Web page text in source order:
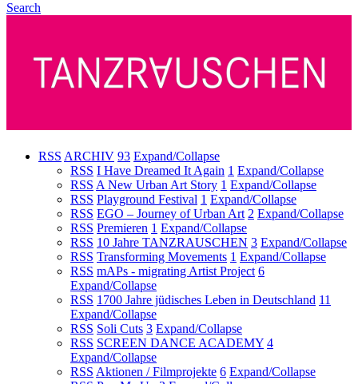
Search
RSS ARCHIV 93 Expand/Collapse
RSS I Have Dreamed It Again 1 Expand/Collapse
RSS A New Urban Art Story 1 Expand/Collapse
RSS Playground Festival 1 Expand/Collapse
RSS EGO – Journey of Urban Art 2 Expand/Collapse
RSS Premieren 1 Expand/Collapse
RSS 10 Jahre TANZRAUSCHEN 3 Expand/Collapse
RSS Transforming Movements 1 Expand/Collapse
RSS mAPs - migrating Artist Project 6
Expand/Collapse
RSS 1700 Jahre jüdisches Leben in Deutschland 11
Expand/Collapse
RSS Soli Cuts 3 Expand/Collapse
RSS SCREEN DANCE ACADEMY 4
Expand/Collapse
RSS Aktionen / Filmprojekte 6 Expand/Collapse